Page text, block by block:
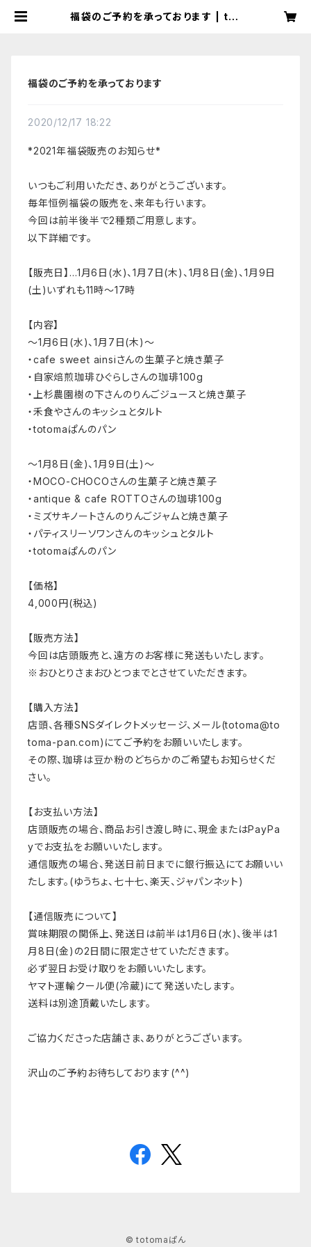
福袋のご予約を承っております | tot
福袋のご予約を承っております
2020/12/17 18:22
*2021年福袋販売のお知らせ*
いつもご利用いただき、ありがとうございます。
毎年恒例福袋の販売を、来年も行います。
今回は前半後半で2種類ご用意します。
以下詳細です。
【販売日】…1月6日(水)、1月7日(木)、1月8日(金)、1月9日
(土)いずれも11時～17時
【内容】
～1月6日(水)、1月7日(木)～
・cafe sweet ainsiさんの生菓子と焼き菓子
・自家焙煎珈琲ひぐらしさんの珈琲100g
・上杉農園樹の下さんのりんごジュースと焼き菓子
・禾食やさんのキッシュとタルト
・totomaぱんのパン
～1月8日(金)、1月9日(土)～
・MOCO-CHOCOさんの生菓子と焼き菓子
・antique & cafe ROTTOさんの珈琲100g
・ミズサキノートさんのりんごジャムと焼き菓子
・パティスリーソワンさんのキッシュとタルト
・totomaぱんのパン
【価格】
4,000円(税込)
【販売方法】
今回は店頭販売と、遠方のお客様に発送もいたします。
※おひとりさまおひとつまでとさせていただきます。
【購入方法】
店頭、各種SNSダイレクトメッセージ、メール(totoma@to
toma-pan.com)にてご予約をお願いいたします。
その際、珈琲は豆か粉のどちらかのご希望もお知らせくだ
さい。
【お支払い方法】
店頭販売の場合、商品お引き渡し時に、現金またはPayPa
yでお支払をお願いいたします。
通信販売の場合、発送日前日までに銀行振込にてお願いい
たします。(ゆうちょ、七十七、楽天、ジャパンネット)
【通信販売について】
賞味期限の関係上、発送日は前半は1月6日(水)、後半は1
月8日(金)の2日間に限定させていただきます。
必ず翌日お受け取りをお願いいたします。
ヤマト運輸クール便(冷蔵)にて発送いたします。
送料は別途頂戴いたします。
ご協力くださった店舗さま、ありがとうございます。
沢山のご予約お待ちしております(^^)
© totomaぱん